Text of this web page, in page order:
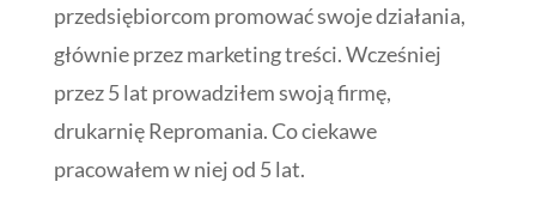
przedsiębiorcom promować swoje działania,
głównie przez marketing treści. Wcześniej
przez 5 lat prowadziłem swoją firmę,
drukarnię Repromania. Co ciekawe
pracowałem w niej od 5 lat.